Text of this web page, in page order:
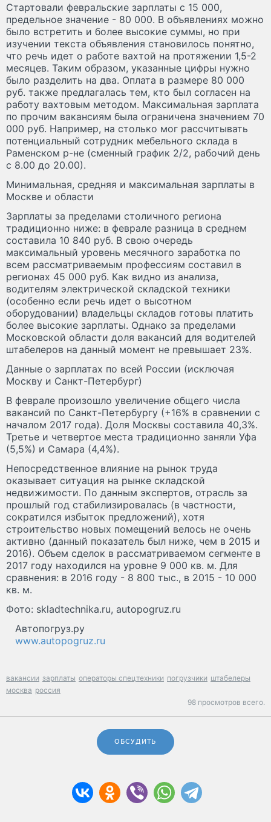
Стартовали февральские зарплаты с 15 000,
предельное значение - 80 000. В объявлениях можно
было встретить и более высокие суммы, но при
изучении текста объявления становилось понятно,
что речь идет о работе вахтой на протяжении 1,5-2
месяцев. Таким образом, указанные цифры нужно
было разделить на два. Оплата в размере 80 000
руб. также предлагалась тем, кто был согласен на
работу вахтовым методом. Максимальная зарплата
по прочим вакансиям была ограничена значением 70
000 руб. Например, на столько мог рассчитывать
потенциальный сотрудник мебельного склада в
Раменском р-не (сменный график 2/2, рабочий день
с 8.00 до 20.00).
Минимальная, средняя и максимальная зарплаты в
Москве и области
Зарплаты за пределами столичного региона
традиционно ниже: в феврале разница в среднем
составила 10 840 руб. В свою очередь
максимальный уровень месячного заработка по
всем рассматриваемым профессиям составил в
регионах 45 000 руб. Как видно из анализа,
водителям электрической складской техники
(особенно если речь идет о высотном
оборудовании) владельцы складов готовы платить
более высокие зарплаты. Однако за пределами
Московской области доля вакансий для водителей
штабелеров на данный момент не превышает 23%.
Данные о зарплатах по всей России (исключая
Москву и Санкт-Петербург)
В феврале произошло увеличение общего числа
вакансий по Санкт-Петербургу (+16% в сравнении с
началом 2017 года). Доля Москвы составила 40,3%.
Третье и четвертое места традиционно заняли Уфа
(5,5%) и Самара (4,4%).
Непосредственное влияние на рынок труда
оказывает ситуация на рынке складской
недвижимости. По данным экспертов, отрасль за
прошлый год стабилизировалась (в частности,
сократился избыток предложений), хотя
строительство новых помещений велось не очень
активно (данный показатель был ниже, чем в 2015 и
2016). Объем сделок в рассматриваемом сегменте в
2017 году находился на уровне 9 000 кв. м. Для
сравнения: в 2016 году - 8 800 тыс., в 2015 - 10 000
кв. м.
Фото: skladtechnika.ru, autopogruz.ru
Автопогруз.ру
www.autopogruz.ru
вакансии зарплаты операторы спецтехники погрузчики штабелеры
москва россия
98 просмотров всего.
ОБСУДИТЬ